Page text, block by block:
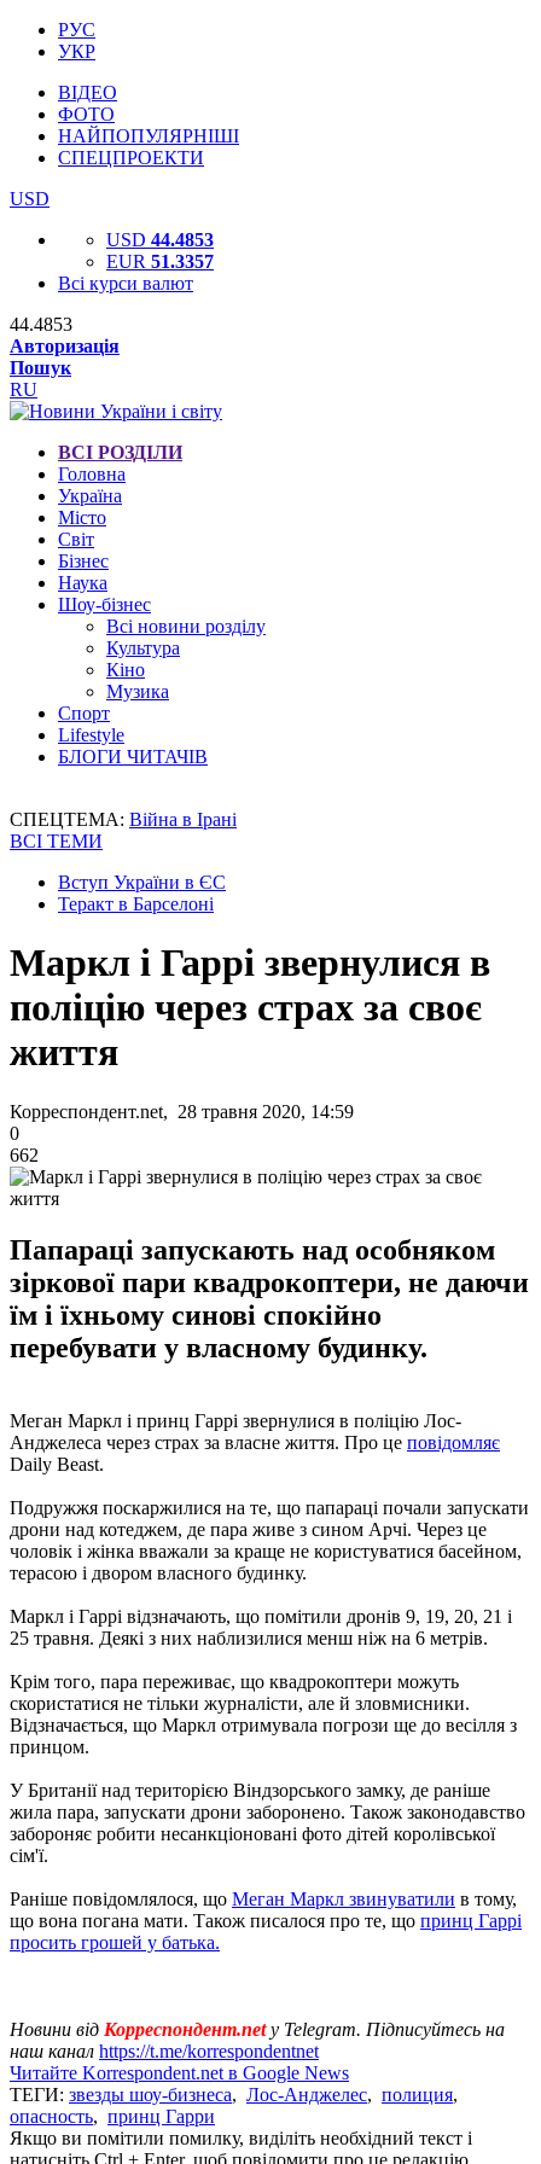
РУС
УКР
ВІДЕО
ФОТО
НАЙПОПУЛЯРНІШІ
СПЕЦПРОЕКТИ
USD
USD 44.4853
EUR 51.3357
Всі курси валют
44.4853
Авторизація
Пошук
RU
ВСІ РОЗДІЛИ
Головна
Україна
Місто
Світ
Бізнес
Наука
Шоу-бізнес
Всі новини розділу
Культура
Кіно
Музика
Спорт
Lifestyle
БЛОГИ ЧИТАЧІВ
СПЕЦТЕМА: Війна в Ірані
ВСІ ТЕМИ
Вступ України в ЄС
Теракт в Барселоні
Маркл і Гаррі звернулися в
поліцію через страх за своє
життя
Корреспондент.net, 28 травня 2020, 14:59
0
662
Папараці запускають над особняком
зіркової пари квадрокоптери, не даючи
їм і їхньому синові спокійно
перебувати у власному будинку.
Меган Маркл і принц Гаррі звернулися в поліцію Лос-
Анджелеса через страх за власне життя. Про це повідомляє
Daily Beast.
Подружжя поскаржилися на те, що папараці почали запускати
дрони над котеджем, де пара живе з сином Арчі. Через це
чоловік і жінка вважали за краще не користуватися басейном,
терасою і двором власного будинку.
Маркл і Гаррі відзначають, що помітили дронів 9, 19, 20, 21 і
25 травня. Деякі з них наблизилися менш ніж на 6 метрів.
Крім того, пара переживає, що квадрокоптери можуть
скористатися не тільки журналісти, але й зловмисники.
Відзначається, що Маркл отримувала погрози ще до весілля з
принцом.
У Британії над територією Віндзорського замку, де раніше
жила пара, запускати дрони заборонено. Також законодавство
забороняє робити несанкціоновані фото дітей королівської
сім'ї.
Раніше повідомлялося, що Меган Маркл звинуватили в тому,
що вона погана мати. Також писалося про те, що принц Гаррі
просить грошей у батька.
Новини від Корреспондент.net у Telegram. Підписуйтесь на
наш канал https://t.me/korrespondentnet
Читайте Korrespondent.net в Google News
ТЕГИ: звезды шоу-бизнеса, Лос-Анджелес, полиция,
опасность, принц Гарри
Якщо ви помітили помилку, виділіть необхідний текст і
натисніть Ctrl + Enter, щоб повідомити про це редакцію.